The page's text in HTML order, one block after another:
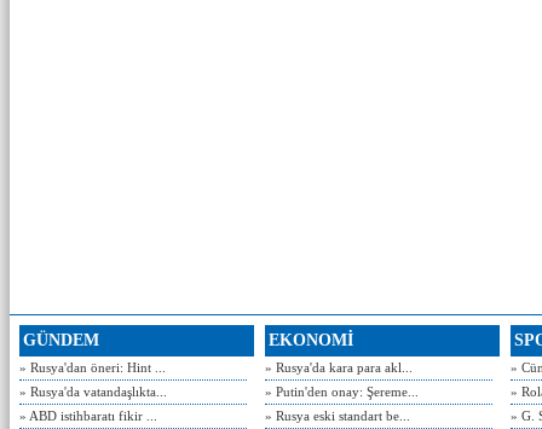
GÜNDEM
» Rusya'dan öneri: Hint ...
» Rusya'da vatandaşlıkta...
» ABD istihbaratı fikir ...
EKONOMİ
» Rusya'da kara para akl...
» Putin'den onay: Şereme...
» Rusya eski standart be...
»
»
» G.